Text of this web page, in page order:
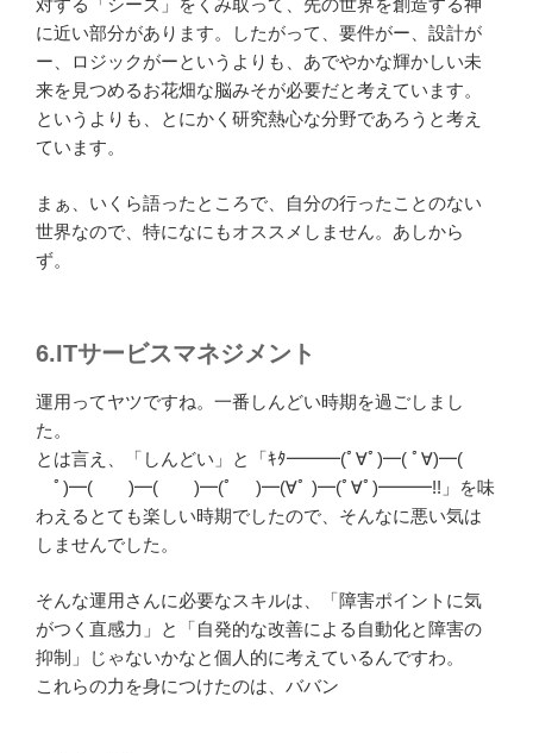
対する「シーズ」をくみ取って、先の世界を創造する神
に近い部分があります。したがって、要件がー、設計が
ー、ロジックがーというよりも、あでやかな輝かしい未
来を見つめるお花畑な脳みそが必要だと考えています。
というよりも、とにかく研究熱心な分野であろうと考え
ています。
まぁ、いくら語ったところで、自分の行ったことのない
世界なので、特になにもオススメしません。あしから
ず。
6.ITサービスマネジメント
運用ってヤツですね。一番しんどい時期を過ごしまし
た。
とは言え、「しんどい」と「ｷﾀ━━━(ﾟ∀ﾟ)━( ﾟ∀)━(
ﾟ)━( )━( )━(ﾟ )━(∀ﾟ )━(ﾟ∀ﾟ)━━━!!」を味
わえるとても楽しい時期でしたので、そんなに悪い気は
しませんでした。
そんな運用さんに必要なスキルは、「障害ポイントに気
がつく直感力」と「自発的な改善による自動化と障害の
抑制」じゃないかなと個人的に考えているんですわ。
これらの力を身につけたのは、ババン